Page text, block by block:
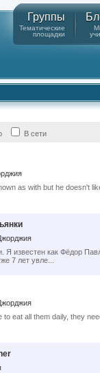
Группы
Тематические
площадки
В сети
as with but he doesn't
Я известен как Фёдор
7 лет увле...
eat all them daily, they